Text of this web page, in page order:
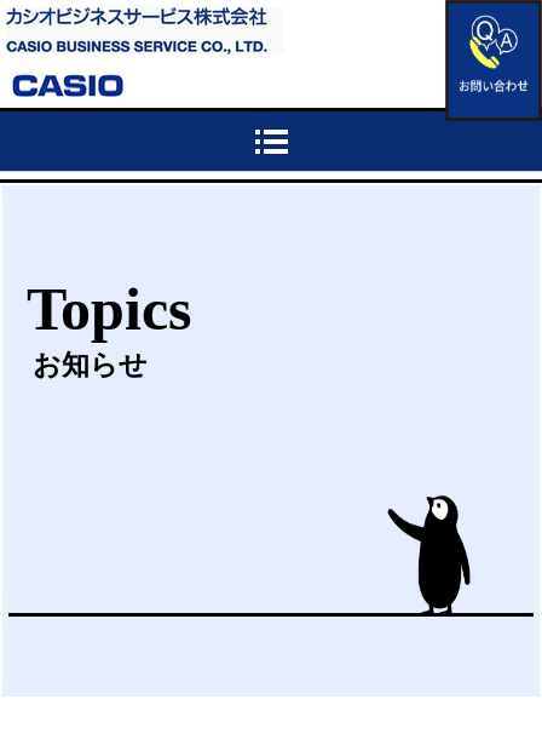
Topics
お知らせ